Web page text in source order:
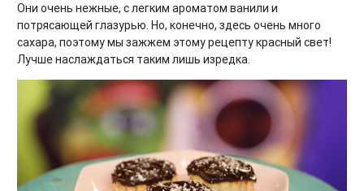
Они очень нежные, с легким ароматом ванили и
потрясающей глазурью. Но, конечно, здесь очень много
сахара, поэтому мы зажжем этому рецепту красный свет!
Лучше наслаждаться таким лишь изредка.